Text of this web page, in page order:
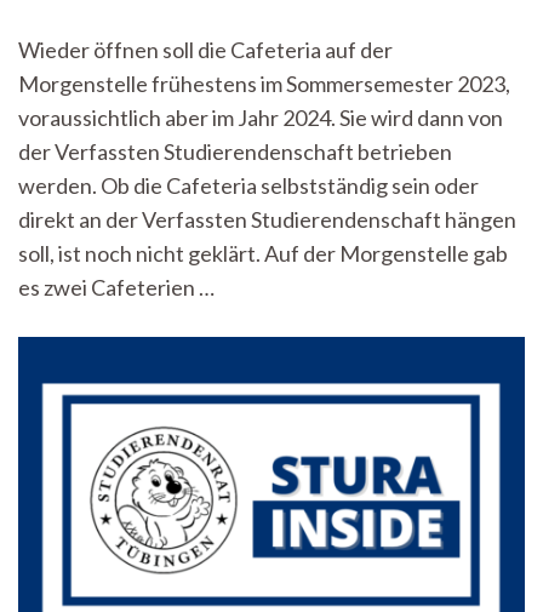
Wieder öffnen soll die Cafeteria auf der
Morgenstelle frühestens im Sommersemester 2023,
voraussichtlich aber im Jahr 2024. Sie wird dann von
der Verfassten Studierendenschaft betrieben
werden. Ob die Cafeteria selbstständig sein oder
direkt an der Verfassten Studierendenschaft hängen
soll, ist noch nicht geklärt. Auf der Morgenstelle gab
es zwei Cafeterien …